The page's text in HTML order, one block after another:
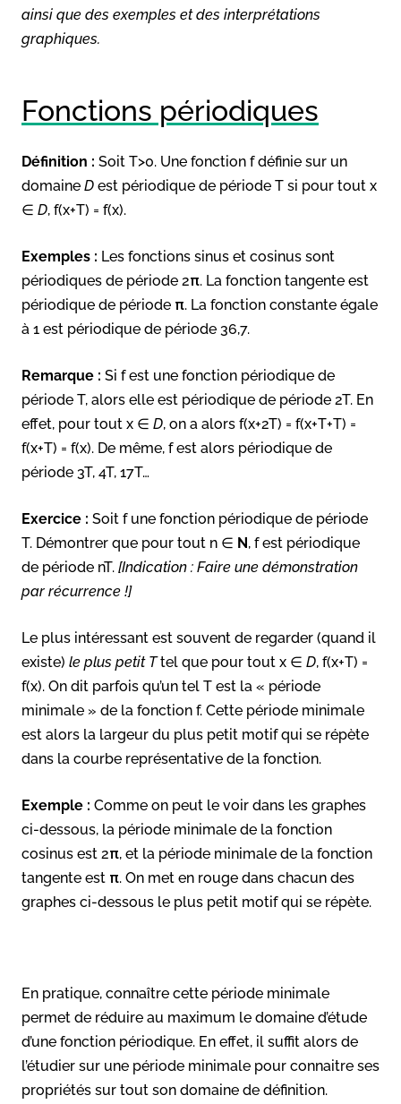
ainsi que des exemples et des interprétations
graphiques.
Fonctions périodiques
Définition : Soit T>0. Une fonction f définie sur un
domaine D est périodique de période T si pour tout x
∈ D, f(x+T) = f(x).
Exemples : Les fonctions sinus et cosinus sont
périodiques de période 2π. La fonction tangente est
périodique de période π. La fonction constante égale
à 1 est périodique de période 36,7.
Remarque : Si f est une fonction périodique de
période T, alors elle est périodique de période 2T. En
effet, pour tout x ∈ D, on a alors f(x+2T) = f(x+T+T) =
f(x+T) = f(x). De même, f est alors périodique de
période 3T, 4T, 17T…
Exercice : Soit f une fonction périodique de période
T. Démontrer que pour tout n ∈ N, f est périodique
de période nT. [Indication : Faire une démonstration
par récurrence !]
Le plus intéressant est souvent de regarder (quand il
existe) le plus petit Ttel que pour tout x ∈ D, f(x+T) =
f(x). On dit parfois qu’un tel T est la « période
minimale » de la fonction f. Cette période minimale
est alors la largeur du plus petit motif qui se répète
dans la courbe représentative de la fonction.
Exemple : Comme on peut le voir dans les graphes
ci-dessous, la période minimale de la fonction
cosinus est 2π, et la période minimale de la fonction
tangente est π. On met en rouge dans chacun des
graphes ci-dessous le plus petit motif qui se répète.
En pratique, connaître cette période minimale
permet de réduire au maximum le domaine d’étude
d’une fonction périodique. En effet, il suffit alors de
l’étudier sur une période minimale pour connaitre ses
propriétés sur tout son domaine de définition.